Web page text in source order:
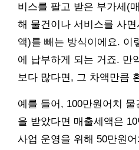
비스를 팔고 받은 부가세(
해 물건이나 서비스를 사
액)를 빼는 방식이에요. 이
에 납부하게 되는 거죠. 만
보다 많다면, 그 차액만큼
예를 들어, 100만원어치
을 받았다면 매출세액은
사업 운영을 위해 50만원